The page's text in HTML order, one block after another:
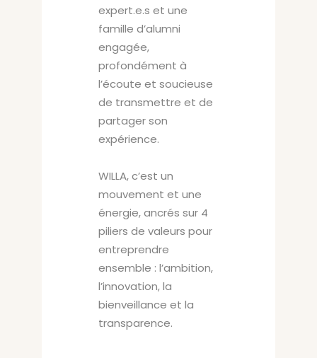
expert.e.s et une
famille d’alumni
engagée,
profondément à
l’écoute et soucieuse
de transmettre et de
partager son
expérience.
WILLA, c’est un
mouvement et une
énergie, ancrés sur 4
piliers de valeurs pour
entreprendre
ensemble : l’ambition,
l’innovation, la
bienveillance et la
transparence.